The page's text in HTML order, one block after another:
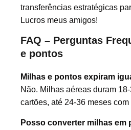
transferências estratégicas
Lucros meus amigos!
FAQ – Perguntas
e pontos
Milhas e pontos expiram
Não. Milhas aéreas duram
cartões, até 24-36 meses
Posso converter milhas em